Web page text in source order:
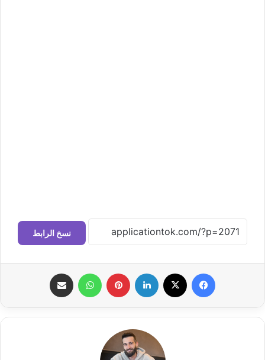
نسخ الرابط
فيسبوك لينكدإن بينتيريست واتساب